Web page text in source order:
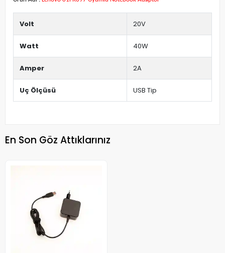
Volt 20V
Watt 40W
Amper 2A
Uç Ölçüsü USB Tip
En Son Göz Attıklarınız